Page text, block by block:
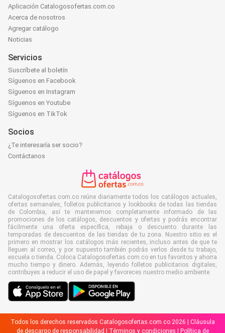
Aplicación Catalogosofertas.com.co
Acerca de nosotros
Agregar catálogo
Noticias
Servicios
Suscríbete al boletín
Síguenos en Facebook
Síguenos en Instagram
Síguenos en Youtube
Síguenos en TikTok
Socios
¿Te interesaría ser socio?
Contáctanos
Catalogosofertas.com.co reúne diariamente todos los catálogos actuales,
ofertas semanales, folletos publicitarios y lookbooks de todas las tiendas
de Colombia, así te mantenemos completamente informado de las
promociones de los catálogos, descuentos y ofertas y podrás encontrar
fácilmente una oferta específica, rebaja o descuento durante las
temporadas de descuentos de las tiendas de tu zona. Nuestro sitio es el
primero en mostrar los catálogos más recientes, incluso antes de que te
lleguen al correo, y por supuesto también podrás verlos desde tu trabajo,
escuela o tienda. Coloca Catalogosofertas.com.co en tus favoritos y ahorra
mucho tiempo y dinero. Además, leyendo folletos publicitarios digitales,
contribuyes a reducir el uso de papel y favoreces nuestro medio ambiente.
Todos los derechos reservados Catalogosofertas.com.co 2026 | Cláusula
de descargo de responsabilidad
Términos y condiciones Política de